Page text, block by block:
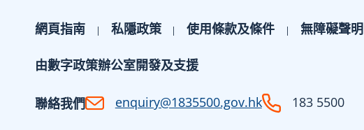
網頁指南 私隱政策 使用條款及條件 無障礙聲明
由數字政策辦公室開發及支援
聯絡我們 enquiry@1835500.gov.hk 183 5500